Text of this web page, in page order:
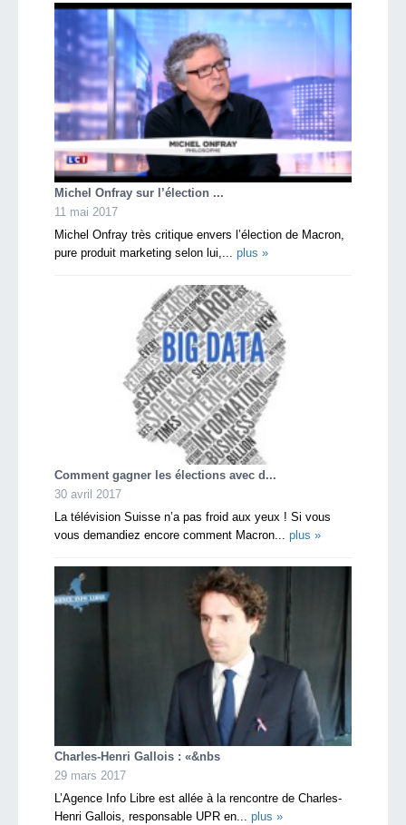
Michel Onfray sur l’élection ...
11 mai 2017
Michel Onfray très critique envers l’élection de Macron,
pure produit marketing selon lui,... plus »
Comment gagner les élections avec d...
30 avril 2017
La télévision Suisse n’a pas froid aux yeux ! Si vous
vous demandiez encore comment Macron... plus »
Charles-Henri Gallois : «&nbs
29 mars 2017
L’Agence Info Libre est allée à la rencontre de Charles-
Henri Gallois, responsable UPR en... plus »